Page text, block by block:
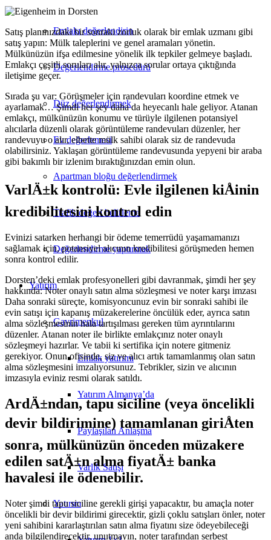
Emlakı değerlendirin
Değerlendirme prosedürü
Düz değerlendirmek
Ev değerlemesi
Apartman bloğu değerlendirmek
Trafik değeri belirleme
Değerlendirme yaptırmak
Yatırım
Gayrimenkul
Emlak yatırımı
Yatırım Almanya’da
Paylaşılan Anlaşma
Varlık Satışı
Yatırım
Satış planınızdaki bir sonraki zorluk olarak bir emlak uzmanı gibi
satış yapın: Mülk taleplerini ve genel aramaları yönetin.
Mülkünüzün ifşa edilmesine yönelik ilk tepkiler gelmeye başladı.
Emlakçı çeşitli soruları alır, yalnızca sorular ortaya çıktığında
iletişime geçer.
Sırada şu var: Görüşmeler için randevuları koordine etmek ve
ayarlamak… Şimdi her şey daha da heyecanlı hale geliyor. Atanan
emlakçı, mülkünüzün konumu ve türüyle ilgilenen potansiyel
alıcılarla düzenli olarak görüntüleme randevuları düzenler, her
randevuyu o alır, elbette mülk sahibi olarak siz de randevuda
olabilirsiniz. Yaklaşan görüntüleme randevusunda yepyeni bir araba
gibi bakımlı bir izlenim bıraktığınızdan emin olun.
VarlÄ±k kontrolü: Evle ilgilenen kiÅinin
kredibilitesini kontrol edin
Evinizi satarken herhangi bir ödeme temerrüdü yaşamamanızı
sağlamak için, potansiyel alıcının kredibilitesi görüşmeden hemen
sonra kontrol edilir.
Dorsten’deki emlak profesyonelleri gibi davranmak, şimdi her şey
hakkında: Noter onaylı satın alma sözleşmesi ve noter karşı imzası
Daha sonraki süreçte, komisyoncunuz evin bir sonraki sahibi ile
evin satışı için kapanış müzakerelerine öncülük eder, ayrıca satın
alma sözleşmesinin hala tartışılması gereken tüm ayrıntılarını
düzenler. Atanan noter ile birlikte emlakçınız noter onaylı
sözleşmeyi hazırlar. Ve tabii ki sertifika için notere gitmeniz
gerekiyor. Onun ofisinde, siz ve alıcı artık tamamlanmış olan satın
alma sözleşmesini imzalıyorsunuz. Tebrikler, sizin ve alıcının
imzasıyla eviniz resmi olarak satıldı.
ArdÄ±ndan, tapu siciline (veya öncelikli
devir bildirimine) tamamlanan giriÅten
sonra, mülkünüzün önceden müzakere
edilen satÄ±n alma fiyatÄ± banka
havalesi ile ödenebilir.
Noter şimdi tapu siciline gerekli girişi yapacaktır, bu amaçla noter
öncelikli bir devir bildirimi girecektir, gizli çoklu satışları önler, noter
yeni sahibini kararlaştırılan satın alma fiyatını size ödeyebileceği
anda bilgilendirecektir, unutmayın, noter tarafından serbest